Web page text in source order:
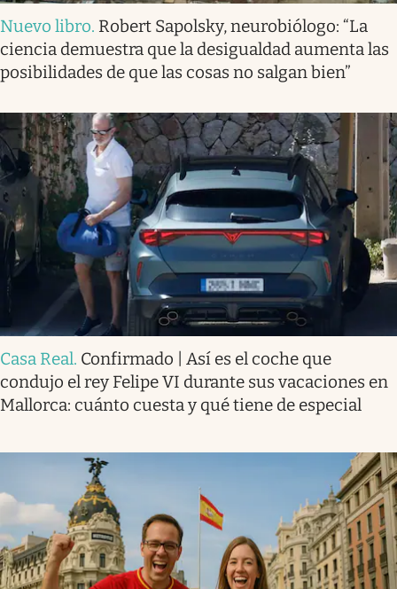
Nuevo libro. Robert Sapolsky, neurobiólogo: “La
ciencia demuestra que la desigualdad aumenta las
posibilidades de que las cosas no salgan bien”
Casa Real. Confirmado | Así es el coche que
condujo el rey Felipe VI durante sus vacaciones en
Mallorca: cuánto cuesta y qué tiene de especial